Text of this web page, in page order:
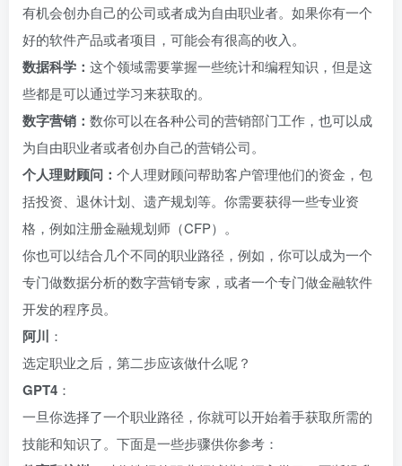
有机会创办自己的公司或者成为自由职业者。如果你有一个
好的软件产品或者项目，可能会有很高的收入。
数据科学： 这个领域需要掌握一些统计和编程知识，但是这
些都是可以通过学习来获取的。
数字营销： 数你可以在各种公司的营销部门工作，也可以成
为自由职业者或者创办自己的营销公司。
个人理财顾问： 个人理财顾问帮助客户管理他们的资金，包
括投资、退休计划、遗产规划等。你需要获得一些专业资
格，例如注册金融规划师（CFP）。
你也可以结合几个不同的职业路径，例如，你可以成为一个
专门做数据分析的数字营销专家，或者一个专门做金融软件
开发的程序员。
阿川 ：
选定职业之后，第二步应该做什么呢？
GPT4 ：
一旦你选择了一个职业路径，你就可以开始着手获取所需的
技能和知识了。下面是一些步骤供你参考：